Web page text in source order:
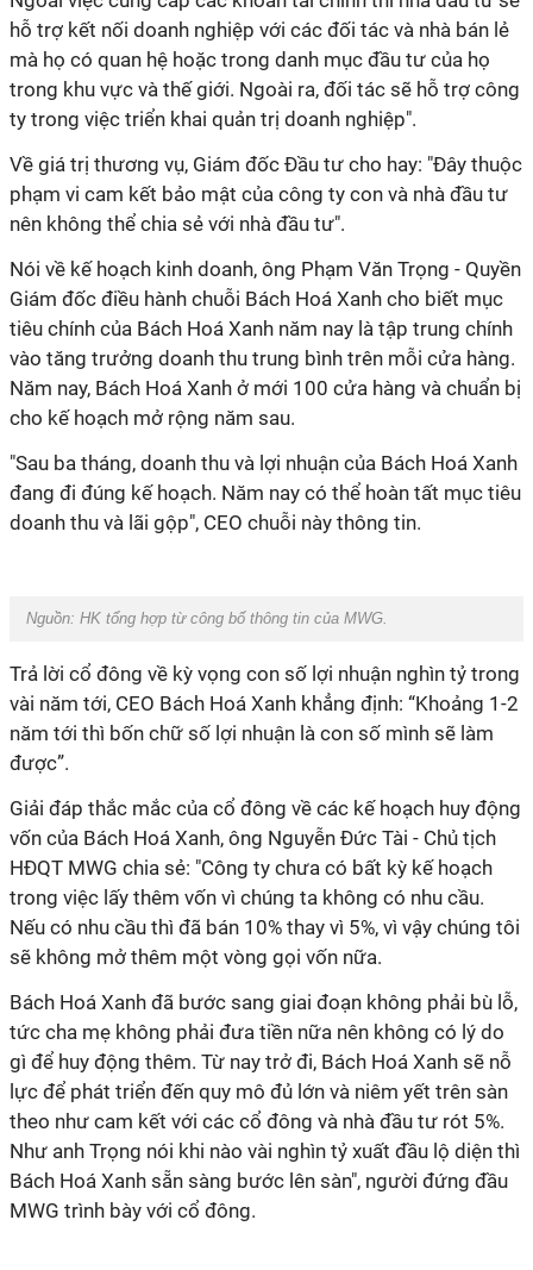
hỗ trợ kết nối doanh nghiệp với các đối tác và nhà bán lẻ
mà họ có quan hệ hoặc trong danh mục đầu tư của họ
trong khu vực và thế giới. Ngoài ra, đối tác sẽ hỗ trợ công
ty trong việc triển khai quản trị doanh nghiệp".
Về giá trị thương vụ, Giám đốc Đầu tư cho hay: "Đây thuộc
phạm vi cam kết bảo mật của công ty con và nhà đầu tư
nên không thể chia sẻ với nhà đầu tư".
Nói về kế hoạch kinh doanh, ông Phạm Văn Trọng - Quyền
Giám đốc điều hành chuỗi Bách Hoá Xanh cho biết mục
tiêu chính của Bách Hoá Xanh năm nay là tập trung chính
vào tăng trưởng doanh thu trung bình trên mỗi cửa hàng.
Năm nay, Bách Hoá Xanh ở mới 100 cửa hàng và chuẩn bị
cho kế hoạch mở rộng năm sau.
"Sau ba tháng, doanh thu và lợi nhuận của Bách Hoá Xanh
đang đi đúng kế hoạch. Năm nay có thể hoàn tất mục tiêu
doanh thu và lãi gộp", CEO chuỗi này thông tin.
Nguồn: HK tổng hợp từ công bố thông tin của MWG.
Trả lời cổ đông về kỳ vọng con số lợi nhuận nghìn tỷ trong
vài năm tới, CEO Bách Hoá Xanh khẳng định: “Khoảng 1-2
năm tới thì bốn chữ số lợi nhuận là con số mình sẽ làm
được”.
Giải đáp thắc mắc của cổ đông về các kế hoạch huy động
vốn của Bách Hoá Xanh, ông Nguyễn Đức Tài - Chủ tịch
HĐQT MWG chia sẻ: "Công ty chưa có bất kỳ kế hoạch
trong việc lấy thêm vốn vì chúng ta không có nhu cầu.
Nếu có nhu cầu thì đã bán 10% thay vì 5%, vì vậy chúng tôi
sẽ không mở thêm một vòng gọi vốn nữa.
Bách Hoá Xanh đã bước sang giai đoạn không phải bù lỗ,
tức cha mẹ không phải đưa tiền nữa nên không có lý do
gì để huy động thêm. Từ nay trở đi, Bách Hoá Xanh sẽ nỗ
lực để phát triển đến quy mô đủ lớn và niêm yết trên sàn
theo như cam kết với các cổ đông và nhà đầu tư rót 5%.
Như anh Trọng nói khi nào vài nghìn tỷ xuất đầu lộ diện thì
Bách Hoá Xanh sẵn sàng bước lên sàn", người đứng đầu
MWG trình bày với cổ đông.